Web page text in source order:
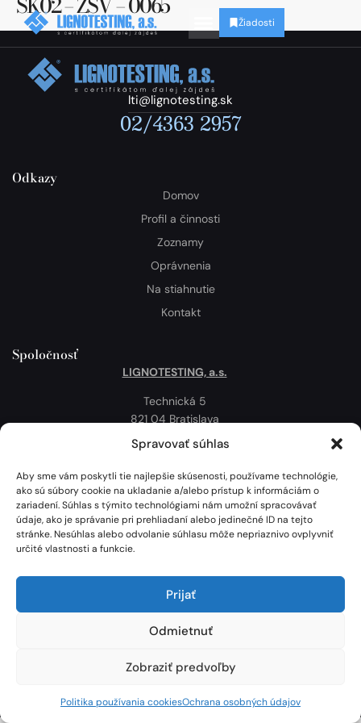
Spravovať súhlas
Aby sme vám poskytli tie najlepšie skúsenosti, používame technológie,
ako sú súbory cookie na ukladanie a/alebo prístup k informáciám o
zariadení. Súhlas s týmito technológiami nám umožní spracovávať
údaje, ako je správanie pri prehliadaní alebo jedinečné ID na tejto
stránke. Nesúhlas alebo odvolanie súhlasu môže nepriaznivo ovplyvniť
určité vlastnosti a funkcie.
Prijať
Odmietnuť
Zobraziť predvoľby
Politika používania cookiesOchrana osobných údajov
Žiadosti
lti@lignotesting.sk
02/4363 2957
Odkazy
Domov
Profil a činnosti
Zoznamy
Oprávnenia
Na stiahnutie
Kontakt
Spoločnosť
LIGNOTESTING, a.s.
Technická 5
821 04 Bratislava
Slovenská republika
Politika používania cookies
Mapa
Lignotesting, a. s. © 2024 | Všetky práva vyhradené. | Vytvoril: Marek Heinfarth.